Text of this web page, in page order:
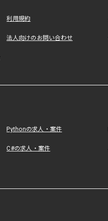
利用規約
法人向けのお問い合わせ
Pythonの求人・案件
C#の求人・案件